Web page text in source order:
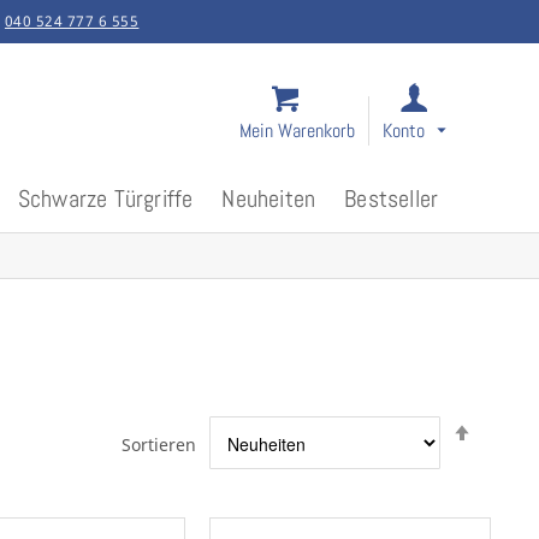
040 524 777 6 555
Konto
Mein Warenkorb
Schwarze Türgriffe Neuheiten Bestseller
Sortieren